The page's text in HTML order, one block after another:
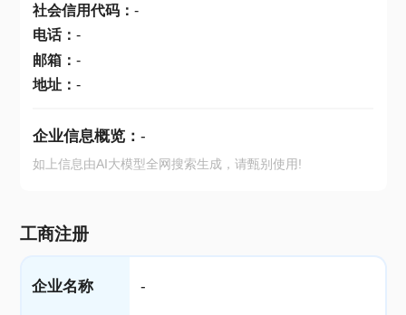
社会信用代码： -
电话： -
邮箱： -
地址： -
企业信息概览： -
如上信息由AI大模型全网搜索生成，请甄别使用!
工商注册
企业名称 -